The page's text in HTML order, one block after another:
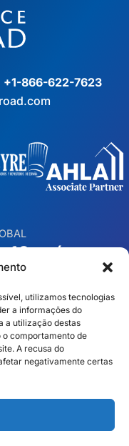
utilizamos tecnologias
a informações do
a utilização destas
comportamento de
A recusa do
negativamente certas
+1-866-622-7623
10 países
Irlanda
Polónia
Austrália
local →